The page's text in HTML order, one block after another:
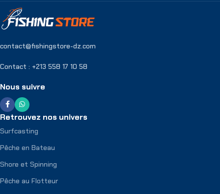
contact@fishingstore-dz.com
Contact : +213 558 17 10 58
Nous suivre
Retrouvez nos univers
Surfcasting
Pêche en Bateau
Shore et Spinning
Pêche au Flotteur